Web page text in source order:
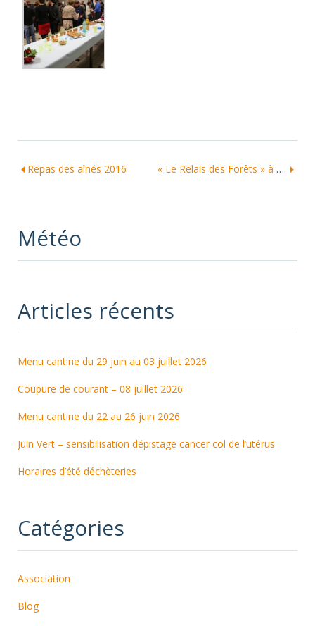
Repas des aînés 2016 « Le Relais des Forêts » à Blessac réouvre ses portes
Météo
Articles récents
Menu cantine du 29 juin au 03 juillet 2026
Coupure de courant – 08 juillet 2026
Menu cantine du 22 au 26 juin 2026
Juin Vert – sensibilisation dépistage cancer col de l’utérus
Horaires d’été déchèteries
Catégories
Association
Blog